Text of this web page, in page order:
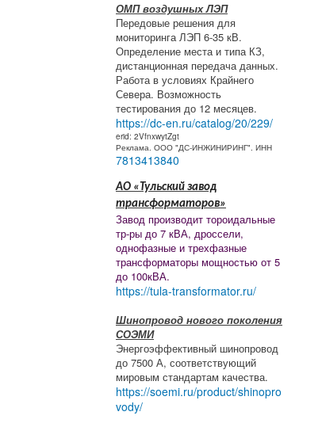
ОМП воздушных ЛЭП
Передовые решения для
мониторинга ЛЭП 6-35 кВ.
Определение места и типа КЗ,
дистанционная передача данных.
Работа в условиях Крайнего
Севера. Возможность
тестирования до 12 месяцев.
https://dc-en.ru/catalog/20/229/
erid: 2VfnxwytZgt
Реклама. ООО "ДС-ИНЖИНИРИНГ". ИНН
7813413840
АО «Тульский завод
трансформаторов»
Завод производит тороидальные
тр-ры до 7 кВА, дроссели,
однофазные и трехфазные
трансформаторы мощностью от 5
до 100кВА.
https://tula-transformator.ru/
Шинопровод нового поколения
СОЭМИ
Энергоэффективный шинопровод
до 7500 А, соответствующий
мировым стандартам качества.
https://soemi.ru/product/shinopro
vody/